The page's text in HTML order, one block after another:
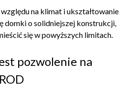
na klimat i ukształtowanie
domki o solidniejszej konstrukcji,
się w powyższych limitach.
pozwolenie na